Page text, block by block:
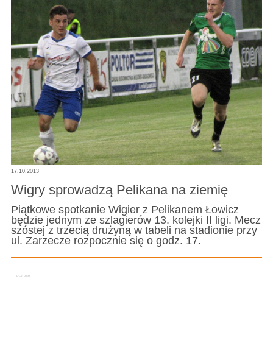
17.10.2013
Wigry sprowadzą Pelikana na ziemię
Piątkowe spotkanie Wigier z Pelikanem Łowicz
będzie jednym ze szlagierów 13. kolejki II ligi. Mecz
szóstej z trzecią drużyną w tabeli na stadionie przy
ul. Zarzecze rozpocznie się o godz. 17.